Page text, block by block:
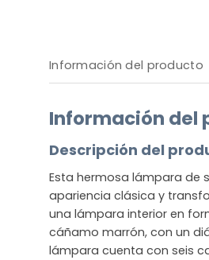
Información del producto
Información del
Descripción del
Esta hermosa lámpara de
apariencia clásica y
una lámpara interior en
cáñamo marrón, con un
lámpara cuenta con seis